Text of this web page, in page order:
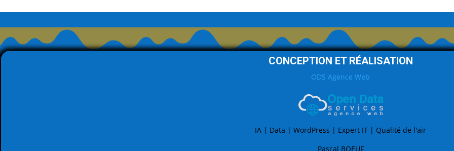
CONCEPTION ET RÉALISATION
ODS Agence Web
IA | Data | WordPress | Expert IT | Qualité de l'air
Pascal BOEUF